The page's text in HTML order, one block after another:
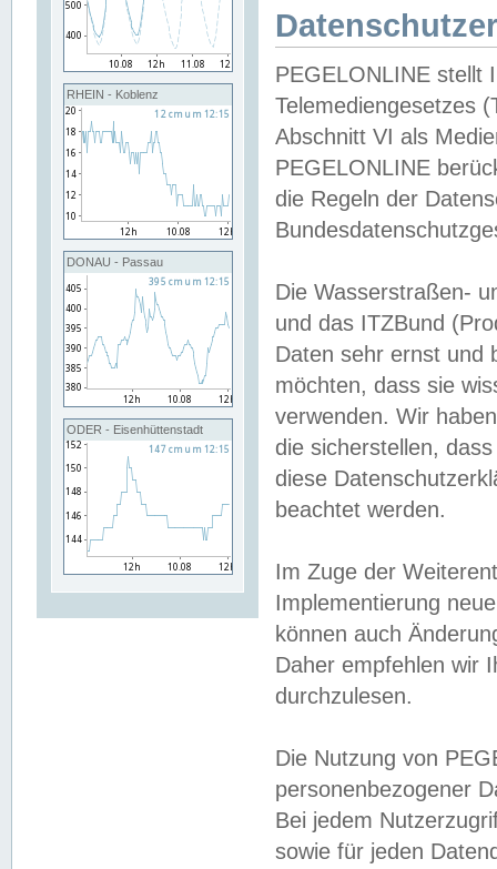
RHEIN - Koblenz
DONAU - Passau
ODER - Eisenhüttenstadt
PEGELONLINE stellt
Telemediengesetzes
Abschnitt VI als
PEGELONLINE
die Regeln der
Die Wasserstraßen-
und das ITZBund
Daten sehr ernst und
möchten, dass sie
verwenden. Wir
die sicherstellen,
diese
beachtet werden.
Im Zuge der
Implementierung
können auch
Daher empfehlen wir
durchzulesen.
Die Nutzung von
personenbezogener
Bei jedem
sowie für jeden